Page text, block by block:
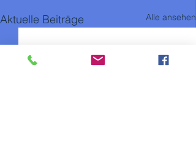
Aktuelle Beiträge Alle ansehen